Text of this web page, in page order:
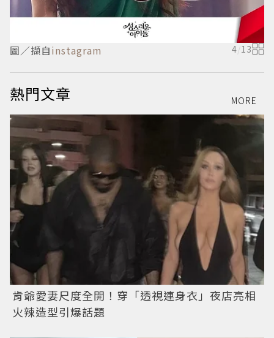
圖／擷自instagram 4/13
熱門文章 MORE
肯爺愛妻尺度全開！穿「透視連身衣」夜店亮相
火辣造型引爆話題